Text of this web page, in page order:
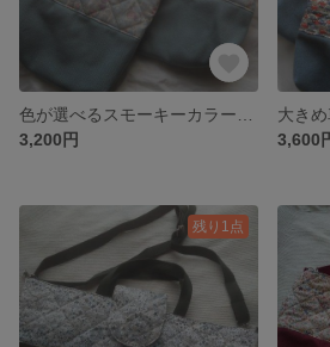
3,200円
3,600
残り1点